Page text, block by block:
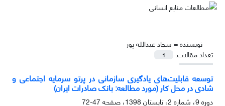
نویسنده = سجاد عبدالله پور
تعداد مقالات:
1
توسعه قابلیت‌های یادگیری سازمانی در پرتو سرمایه اجتماعی و
شادی در محل کار (مورد مطالعه: بانک صادرات ایران)
دوره 9، شماره 2، تابستان 1398، صفحه
47-72